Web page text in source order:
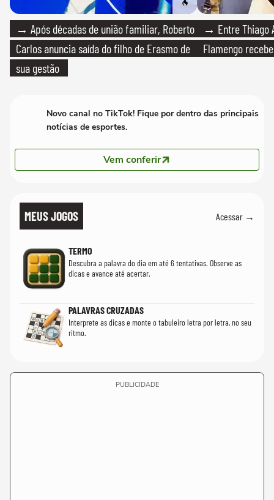
→ Após décadas de união familiar, Roberto
Carlos anuncia saída do filho de Erasmo de
sua gestão
→ Entre Thiago
Flamengo
Novo canal no TikTok! Fique por dentro das principais
notícias de esportes.
Vem conferir
MEUS JOGOS Acessar →
TERMO
Descubra a palavra do dia em até 6 tentativas. Observe as
dicas e avance até acertar.
PALAVRAS CRUZADAS
Interprete as dicas e monte o tabuleiro letra por letra, no seu
ritmo.
PUBLICIDADE